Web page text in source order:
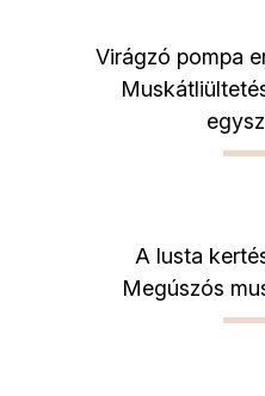
Virágzó pompa
A lusta
Megúszós